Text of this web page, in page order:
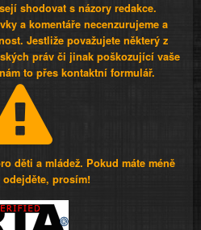
shodovat s názory redakce.
a komentáře necenzurujeme a
Jestliže považujete některý z
práv či jinak poškozující vaše
to přes kontaktní formulář.
děti a mládež. Pokud máte méně
odejděte, prosím!